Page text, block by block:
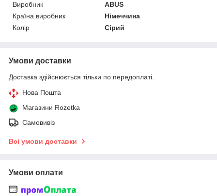
Виробник
ABUS
Країна виробник
Німеччина
Колір
Сірий
Умови доставки
Доставка здійснюється тільки по передоплаті.
Нова Пошта
Магазини Rozetka
Самовивіз
Всі умови доставки
Умови оплати